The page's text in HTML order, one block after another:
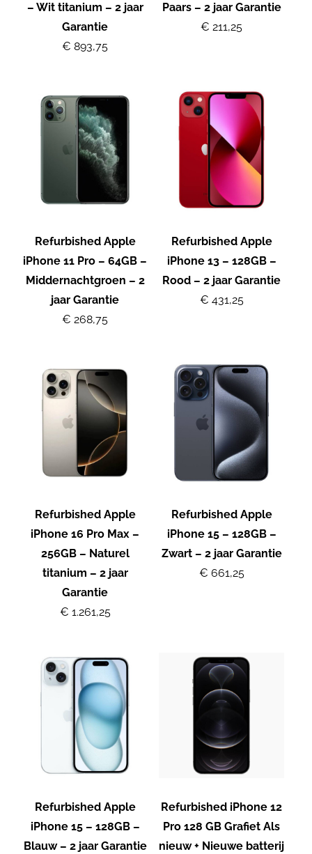
– Wit titanium – 2 jaar
Garantie
€ 893,75
Paars – 2 jaar Garantie
€ 211,25
Refurbished Apple
iPhone 11 Pro – 64GB –
Middernachtgroen – 2
jaar Garantie
€ 268,75
Refurbished Apple
iPhone 13 – 128GB –
Rood – 2 jaar Garantie
€ 431,25
Refurbished Apple
iPhone 16 Pro Max –
256GB – Naturel
titanium – 2 jaar
Garantie
€ 1.261,25
Refurbished Apple
iPhone 15 – 128GB –
Zwart – 2 jaar Garantie
€ 661,25
Refurbished Apple
iPhone 15 – 128GB –
Blauw – 2 jaar Garantie
Refurbished iPhone 12
Pro 128 GB Grafiet Als
nieuw + Nieuwe batterij